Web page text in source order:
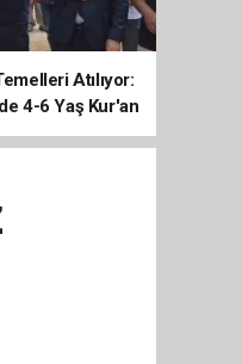
Atılıyor:
4-6 Yaş Kur'an